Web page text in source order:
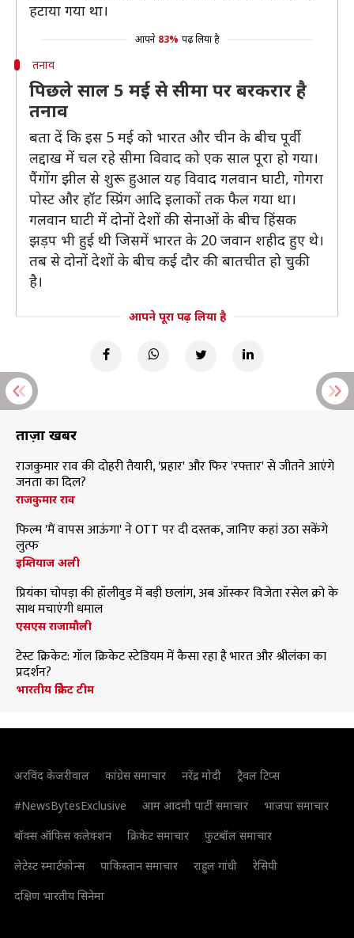
हटाया गया था।
आपने 83% पढ़ लिया है
तनाव
पिछले साल 5 मई से सीमा पर बरकरार है
तनाव
बता दें कि इस 5 मई को भारत और चीन के बीच पूर्वी
लद्दाख में चल रहे सीमा विवाद को एक साल पूरा हो गया।
पैंगोंग झील से शुरू हुआल यह विवाद गलवान घाटी, गोगरा
पोस्ट और हॉट स्प्रिंग आदि इलाकों तक फैल गया था।
गलवान घाटी में दोनों देशों की सेनाओं के बीच हिंसक
झड़प भी हुई थी जिसमें भारत के 20 जवान शहीद हुए थे।
तब से दोनों देशों के बीच कई दौर की बातचीत हो चुकी
है।
आपने पूरा पढ़ लिया है
ताज़ा खबरें
राजकुमार राव की दोहरी तैयारी, 'प्रहार' और फिर 'रफ्तार' से जीतने आएंगे
जनता का दिल?
राजकुमार राव
फिल्म 'मैं वापस आऊंगा' ने OTT पर दी दस्तक, जानिए कहां उठा सकेंगे
लुत्फ
इम्तियाज अली
प्रियंका चोपड़ा की हॉलीवुड में बड़ी छलांग, अब ऑस्कर विजेता रसेल क्रो के
साथ मचाएंगी धमाल
एसएस राजामौली
टेस्ट क्रिकेट: गॉल क्रिकेट स्टेडियम में कैसा रहा है भारत और श्रीलंका का
प्रदर्शन?
भारतीय क्रिकेट टीम
अरविंद केजरीवाल कांग्रेस समाचार नरेंद्र मोदी
ट्रैवल टिप्स
#NewsBytesExclusive
आम आदमी पार्टी समाचार
भाजपा समाचार
बॉक्स ऑफिस कलेक्शन
क्रिकेट समाचार
फुटबॉल समाचार
लेटेस्ट स्मार्टफोन्स
पाकिस्तान समाचार राहुल गांधी
रेसिपी
दक्षिण भारतीय सिनेमा